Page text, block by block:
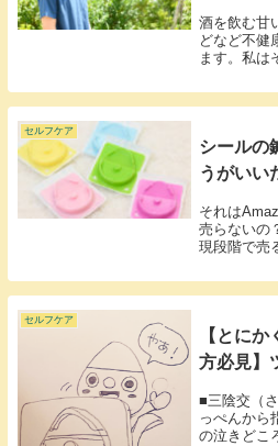
酒を飲む甘
どなど不健
ます。私は
本的にブロ
健康なこと
ないとも思
セルフケア
シールの
うがいい
それは
売らないの
現段階で売
った一つ「
晴らしく安
認などの手
セルフケア
【とに
方必見】
■三陰交（
っぺんから
の泣きどこ